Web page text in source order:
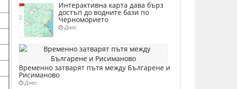
Интерактивна карта дава бърз
достъп до водните бази по
Черноморието
Днес
Временно затварят пътя между Българене и
Рисиманово
Днес